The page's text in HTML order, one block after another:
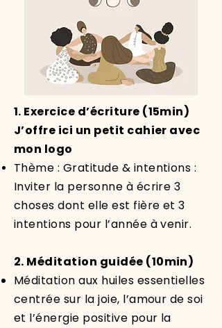
1. Exercice d’écriture (15min)
J’offre ici un petit cahier avec
mon logo
Thème : Gratitude & intentions :
Inviter la personne à écrire 3
choses dont elle est fière et 3
intentions pour l’année à venir.
2. Méditation guidée (10min)
Méditation aux huiles essentielles
centrée sur la joie, l’amour de soi
et l’énergie positive pour la